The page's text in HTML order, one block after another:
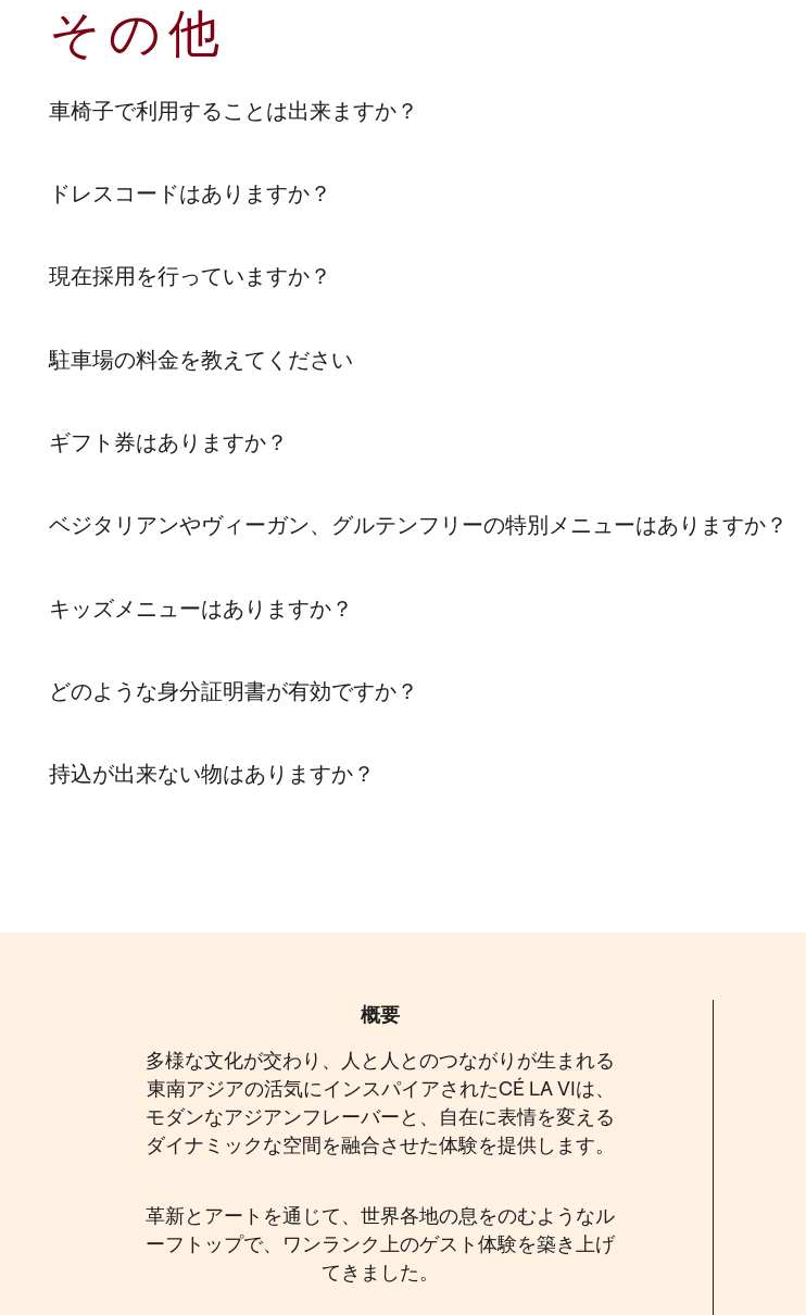
その他
車椅子で利用することは出来ますか？
ドレスコードはありますか？
現在採用を行っていますか？
駐車場の料金を教えてください
ギフト券はありますか？
ベジタリアンやヴィーガン、グルテンフリーの特別メニューはありますか？
キッズメニューはありますか？
どのような身分証明書が有効ですか？
持込が出来ない物はありますか？
概要
多様な文化が交わり、人と人とのつながりが生まれる
東南アジアの活気にインスパイアされたCÉ LA VIは、
モダンなアジアンフレーバーと、自在に表情を変える
ダイナミックな空間を融合させた体験を提供します。
革新とアートを通じて、世界各地の息をのむようなル
ーフトップで、ワンランク上のゲスト体験を築き上げ
てきました。